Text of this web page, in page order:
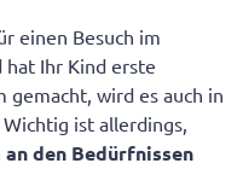
einen Besuch im
hat Ihr Kind erste
gemacht, wird es auch in
ist allerdings,
an den Bedürfnissen